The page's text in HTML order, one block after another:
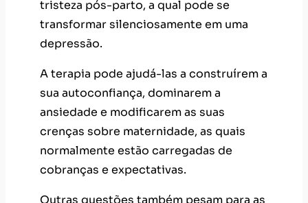
ansiedade e modificarem as suas
crenças sobre maternidade, as quais
normalmente estão carregadas de
cobranças e expectativas.
Outras questões também pesam para as
novas mães no pós-parto, como o
retorno ao trabalho, a mudança de
hábitos e o relacionamento com o
cônjuge. Elas também podem levadas à
um profissional para que as mulheres